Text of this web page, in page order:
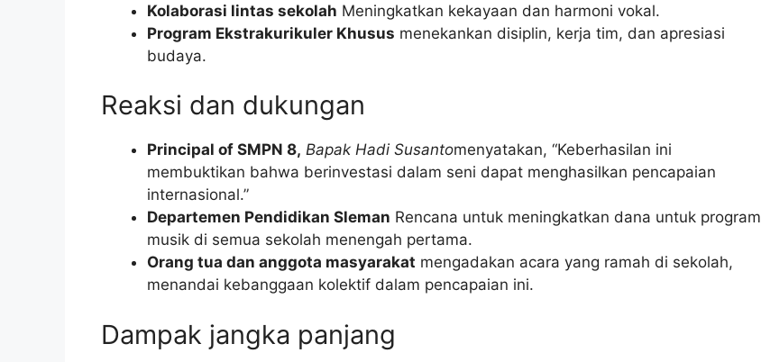
Kolaborasi lintas sekolah Meningkatkan kekayaan dan harmoni vokal.
Program Ekstrakurikuler Khusus menekankan disiplin, kerja tim, dan apresiasi
budaya.
Reaksi dan dukungan
Principal of SMPN 8, Bapak Hadi Susantomenyatakan, “Keberhasilan ini
membuktikan bahwa berinvestasi dalam seni dapat menghasilkan pencapaian
internasional.”
Departemen Pendidikan Sleman Rencana untuk meningkatkan dana untuk program
musik di semua sekolah menengah pertama.
Orang tua dan anggota masyarakat mengadakan acara yang ramah di sekolah,
menandai kebanggaan kolektif dalam pencapaian ini.
Dampak jangka panjang